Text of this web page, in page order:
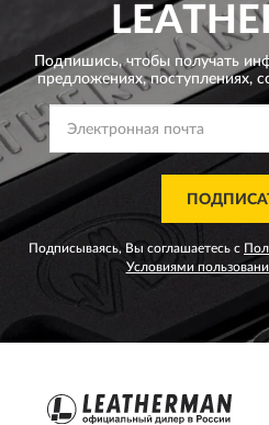
Подпишись, чтобы получать
предложениях,поступлениях,
Подписываясь, Вы соглашаетесь с
Условиями